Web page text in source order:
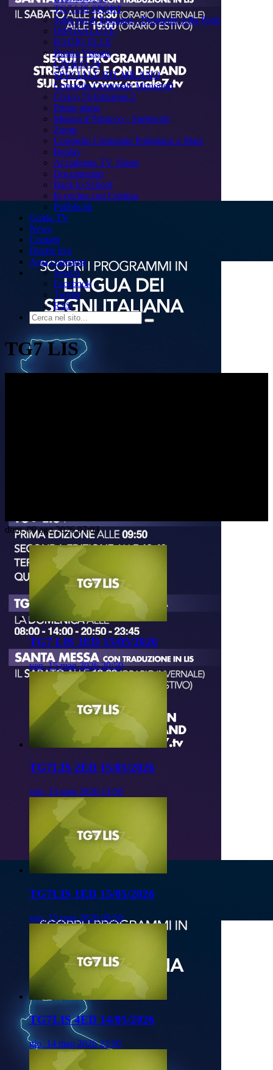
TG7 LIS SPORT
Sulla via di Emmaus - Domande sulla Fede
INFOSALUTE
RADIO ELLE
Buona Visione
CIVICO 74
SPECIALE BIT MILANO
Consiglio Comunale Monopoli
Civico 74 Edizione 2
Primo piano
Musica d'Attracco - Spettacoli
Zoom
Consiglio Comunale Polignano a Mare
Replay
Accademia TV Talent
Documentari
Back to School
In cucina con Cristina
Pubblicità
Guida TV
News
Contatti
Dirette live
Area copertura
Search
Facebook
Twitter
RSS
TG7 LIS
dom, 09 ago 2026 07:03
TG7 LIS 3ED 15/05/2026
ven, 15 mag 2026 20:50
TG7LIS 2ED 15/05/2026
ven, 15 mag 2026 13:50
TG7LIS 1ED 15/05/2026
ven, 15 mag 2026 09:50
TG7LIS 4ED 14/05/2026
gio, 14 mag 2026 23:50